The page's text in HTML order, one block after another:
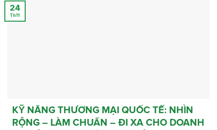
KỸ NĂNG THƯƠNG MẠI QUỐC TẾ: NHÌN
RỘNG – LÀM CHUẨN – ĐI XA CHO DOANH
24
Th11